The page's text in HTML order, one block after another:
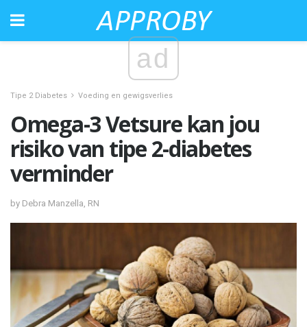
ad
Tipe 2 Diabetes Voeding en gewigsverlies
Omega-3 Vetsure kan jou
risiko van tipe 2-diabetes
verminder
by Debra Manzella, RN